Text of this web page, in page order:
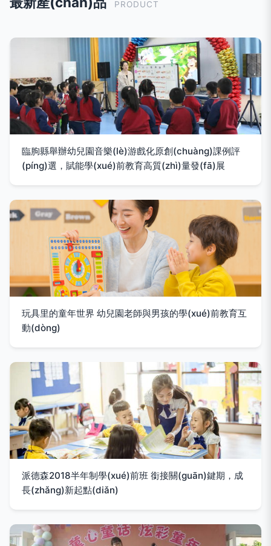
PRODUCT
臨朐縣舉辦幼兒園音樂(lè)游戲化原創(chuàng)課例評
(píng)選，賦能學(xué)前教育高質(zhì)量發(fā)展
玩具里的童年世界 幼兒園老師與男孩的學(xué)前教育互
動(dòng)
派德森2018半年制學(xué)前班 銜接關(guān)鍵期，成
長(zhǎng)新起點(diǎn)